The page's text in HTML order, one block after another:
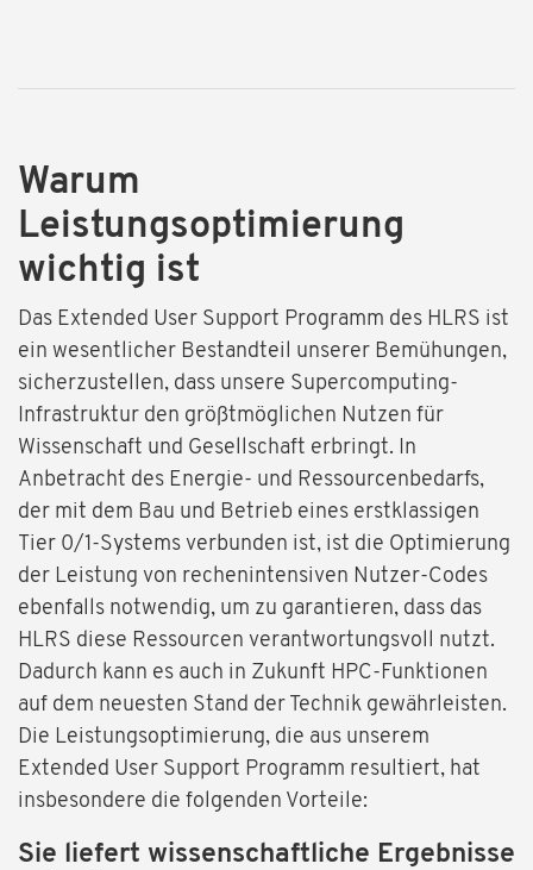
Warum
Leistungsoptimierung
wichtig ist
Das Extended User Support Programm des HLRS ist
ein wesentlicher Bestandteil unserer Bemühungen,
sicherzustellen, dass unsere Supercomputing-
Infrastruktur den größtmöglichen Nutzen für
Wissenschaft und Gesellschaft erbringt. In
Anbetracht des Energie- und Ressourcenbedarfs,
der mit dem Bau und Betrieb eines erstklassigen
Tier 0/1-Systems verbunden ist, ist die Optimierung
der Leistung von rechenintensiven Nutzer-Codes
ebenfalls notwendig, um zu garantieren, dass das
HLRS diese Ressourcen verantwortungsvoll nutzt.
Dadurch kann es auch in Zukunft HPC-Funktionen
auf dem neuesten Stand der Technik gewährleisten.
Die Leistungsoptimierung, die aus unserem
Extended User Support Programm resultiert, hat
insbesondere die folgenden Vorteile:
Sie liefert wissenschaftliche Ergebnisse